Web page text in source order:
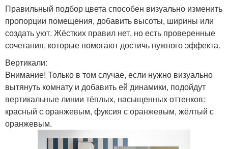
Правильный подбор цвета способен визуально изменить
пропорции помещения, добавить высоты, ширины или
создать уют. Жёстких правил нет, но есть проверенные
сочетания, которые помогают достичь нужного эффекта.
Вертикали:
Внимание! Только в том случае, если нужно визуально
вытянуть комнату и добавить ей динамики, подойдут
вертикальные линии тёплых, насыщенных оттенков:
красный с оранжевым, фуксия с оранжевым, жёлтый с
оранжевым.